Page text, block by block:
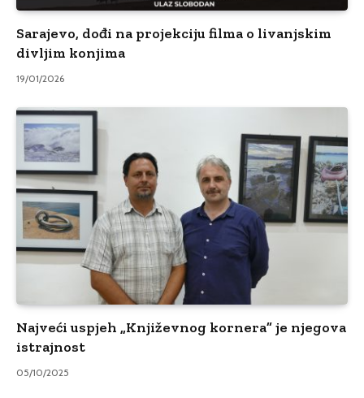
Sarajevo, dođi na projekciju filma o livanjskim
divljim konjima
19/01/2026
Najveći uspjeh „Književnog kornera” je njegova
istrajnost
05/10/2025